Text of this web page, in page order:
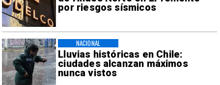
por riesgos sísmicos
Lluvias históricas en Chile:
ciudades alcanzan máximos
nunca vistos
NACIONAL